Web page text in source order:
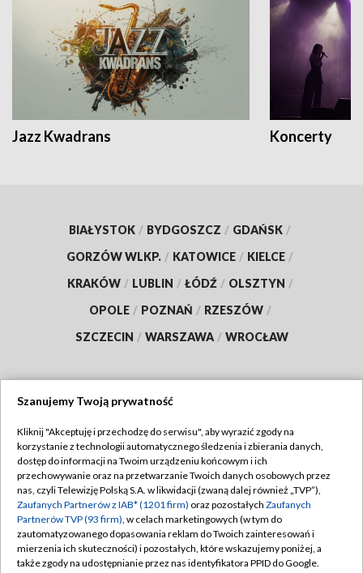
Jazz Kwadrans Koncerty
BIAŁYSTOK / BYDGOSZCZ / GDAŃSK /
GORZÓW WLKP. / KATOWICE / KIELCE /
KRAKÓW / LUBLIN / ŁÓDŹ / OLSZTYN /
OPOLE / POZNAŃ / RZESZÓW /
SZCZECIN / WARSZAWA / WROCŁAW
TVP
Abonament TVP
Emisja w TVP
Centrum informacji TVP
Naziemna Telewizja Cyfrowa
Regulamin TVP
Polityka prywatności
Moje zgody
Pomoc
Szanujemy Twoją prywatność
Kliknij "Akceptuję i przechodzę do serwisu", aby wyrazić zgody na
korzystanie z technologii automatycznego śledzenia i zbierania danych,
dostęp do informacji na Twoim urządzeniu końcowym i ich
przechowywanie oraz na przetwarzanie Twoich danych osobowych przez
nas, czyli Telewizję Polską S.A. w likwidacji (zwaną dalej również „TVP”),
Zaufanych Partnerów z IAB* (1201 firm) oraz pozostałych Zaufanych
Partnerów TVP (93 firm), w celach marketingowych (w tym do
zautomatyzowanego dopasowania reklam do Twoich zainteresowań i
mierzenia ich skuteczności) i pozostałych, które wskazujemy poniżej, a
także zgody na udostępnianie przez nas identyfikatora PPID do Google.